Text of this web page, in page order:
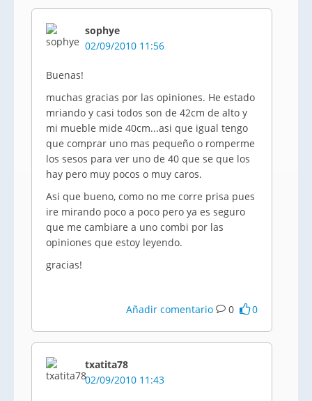
sophye
02/09/2010 11:56
Buenas!
muchas gracias por las opiniones. He estado
mriando y casi todos son de 42cm de alto y
mi mueble mide 40cm...asi que igual tengo
que comprar uno mas pequeño o romperme
los sesos para ver uno de 40 que se que los
hay pero muy pocos o muy caros.
Asi que bueno, como no me corre prisa pues
ire mirando poco a poco pero ya es seguro
que me cambiare a uno combi por las
opiniones que estoy leyendo.
gracias!
Añadir comentario 0 0
txatita78
02/09/2010 11:43